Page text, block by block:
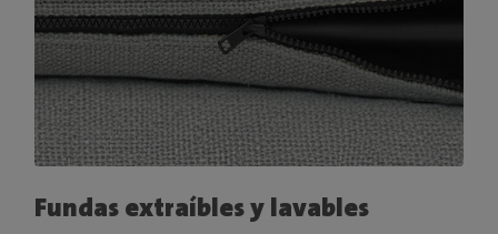
Fundas extraíbles y lavables